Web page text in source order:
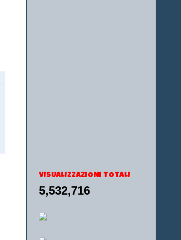
VISUALIZZAZIONI TOTALI
5,532,716